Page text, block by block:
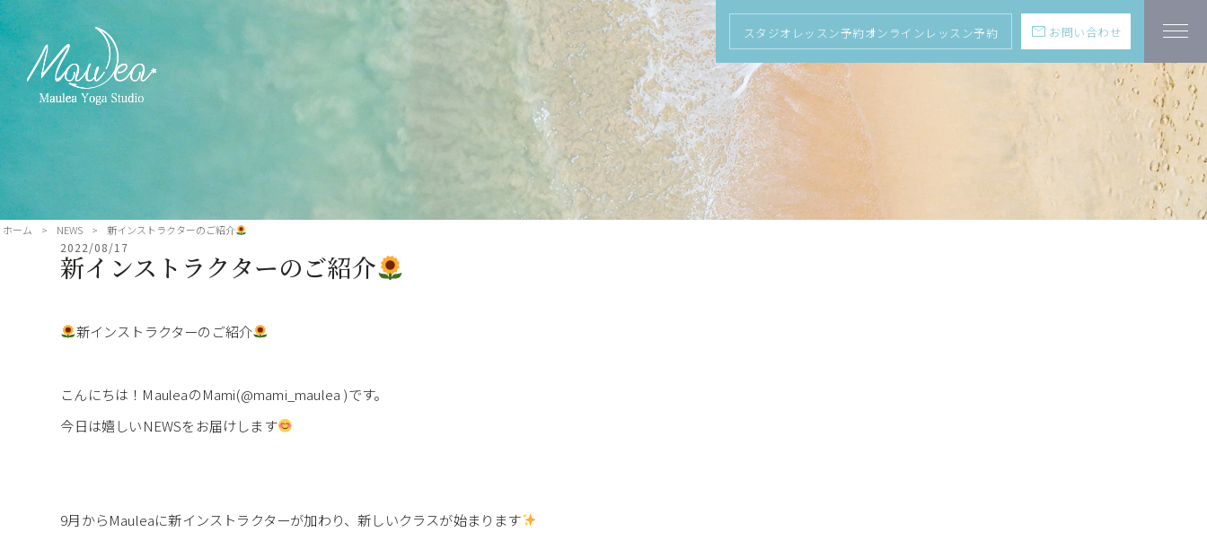
スタジオレッスン予約オンラインレッスン予約 mail お問い合わせ
ホーム > NEWS > 新インストラクターのご紹介
2022/08/17
新インストラクターのご紹介
新インストラクターのご紹介
こんにちは！MauleaのMami(@mami_maulea )です。
⁡今日は嬉しいNEWSをお届けします
9月からMauleaに新インストラクターが加わり、新しいクラスが始まります